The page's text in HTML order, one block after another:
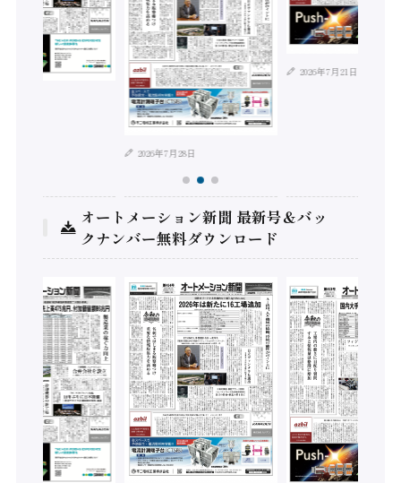
2026年7月28日
2026年7月21日
オートメーション新聞 最新号＆バッ
クナンバー無料ダウンロード